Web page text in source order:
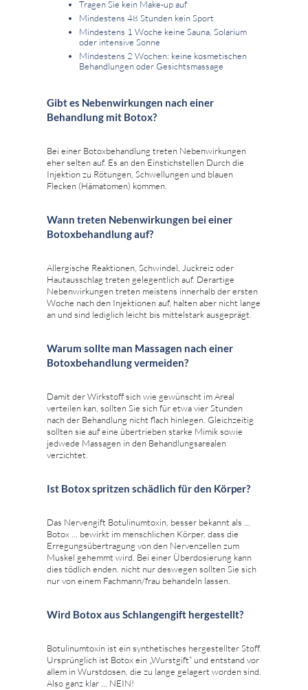
Tragen Sie kein Make-up auf
Mindestens 48 Stunden kein Sport
Mindestens 1 Woche keine Sauna, Solarium
oder intensive Sonne
Mindestens 2 Wochen: keine kosmetischen
Behandlungen oder Gesichtsmassage
Gibt es Nebenwirkungen nach einer
Behandlung mit Botox?
Bei einer Botoxbehandlung treten Nebenwirkungen
eher selten auf. Es an den Einstichstellen Durch die
Injektion zu Rötungen, Schwellungen und blauen
Flecken (Hämatomen) kommen.
Wann treten Nebenwirkungen bei einer
Botoxbehandlung auf?
Allergische Reaktionen, Schwindel, Juckreiz oder
Hautausschlag treten gelegentlich auf. Derartige
Nebenwirkungen treten meistens innerhalb der ersten
Woche nach den Injektionen auf, halten aber nicht lange
an und sind lediglich leicht bis mittelstark ausgeprägt.
Warum sollte man Massagen nach einer
Botoxbehandlung vermeiden?
Damit der Wirkstoff sich wie gewünscht im Areal
verteilen kan, sollten Sie sich für etwa vier Stunden
nach der Behandlung nicht flach hinlegen. Gleichzeitig
sollten sie auf eine übertrieben starke Mimik sowie
jedwede Massagen in den Behandlungsarealen
verzichtet.
Ist Botox spritzen schädlich für den Körper?
Das Nervengift Botulinumtoxin, besser bekannt als ...
Botox ... bewirkt im menschlichen Körper, dass die
Erregungsübertragung von den Nervenzellen zum
Muskel gehemmt wird. Bei einer Überdosierung kann
dies tödlich enden. nicht nur deswegen sollten Sie sich
nur von einem Fachmann/frau behandeln lassen.
Wird Botox aus Schlangengift hergestellt?
Botulinumtoxin ist ein synthetisches hergestellter Stoff.
Ursprünglich ist Botox ein „Wurstgift“ und entstand vor
allem in Wurstdosen, die zu lange gelagert worden sind.
Also ganz klar ... NEIN!